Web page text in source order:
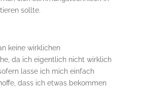
sollte.
keine wirklichen
da ich eigentlich nicht wirklich
lasse ich mich einfach
dass ich etwas bekommen